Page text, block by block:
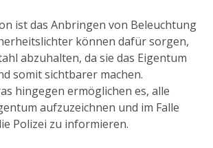
ist das Anbringen von Beleuchtung
können dafür sorgen,
abzuhalten, da sie das Eigentum
somit sichtbarer machen.
hingegen ermöglichen es, alle
aufzuzeichnen und im Falle
Polizei zu informieren.